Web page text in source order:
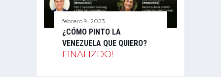
febrero 9, 2023
¿CÓMO PINTO LA
VENEZUELA QUE QUIERO?
FINALIZDO!